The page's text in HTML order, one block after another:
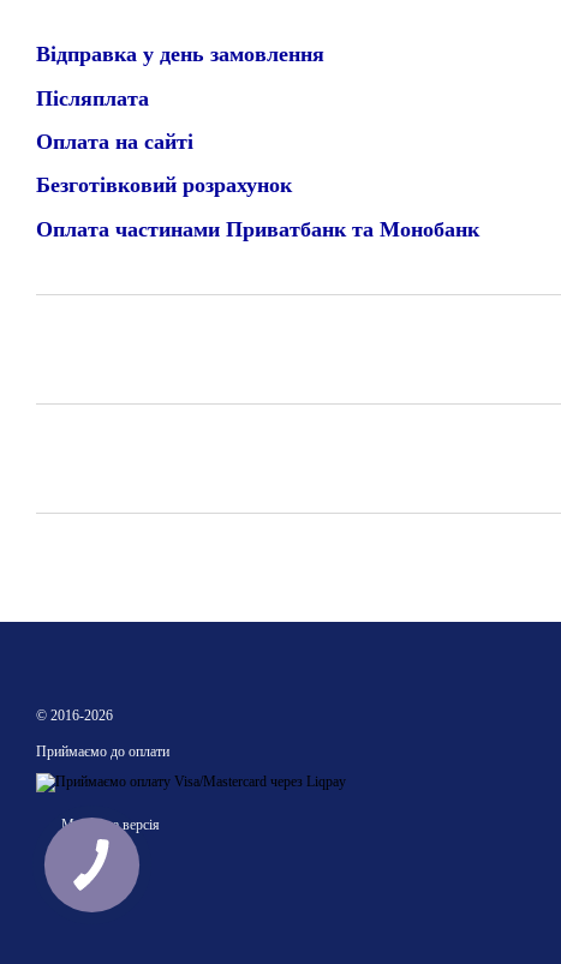
Відправка у день замовлення
Післяплата
Оплата на сайті
Безготівковий розрахунок
Оплата частинами Приватбанк та Монобанк
© 2016-2026
Приймаємо до оплати
Мобільна версія